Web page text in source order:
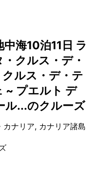
海10泊11日 ラ
クルス・デ・
ルス・デ・テ
~ プエルト デ
ル...のクルーズ
ナリア, カナリア諸島